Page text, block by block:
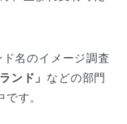
名のイメージ調査
ンド」 などの部門
す。